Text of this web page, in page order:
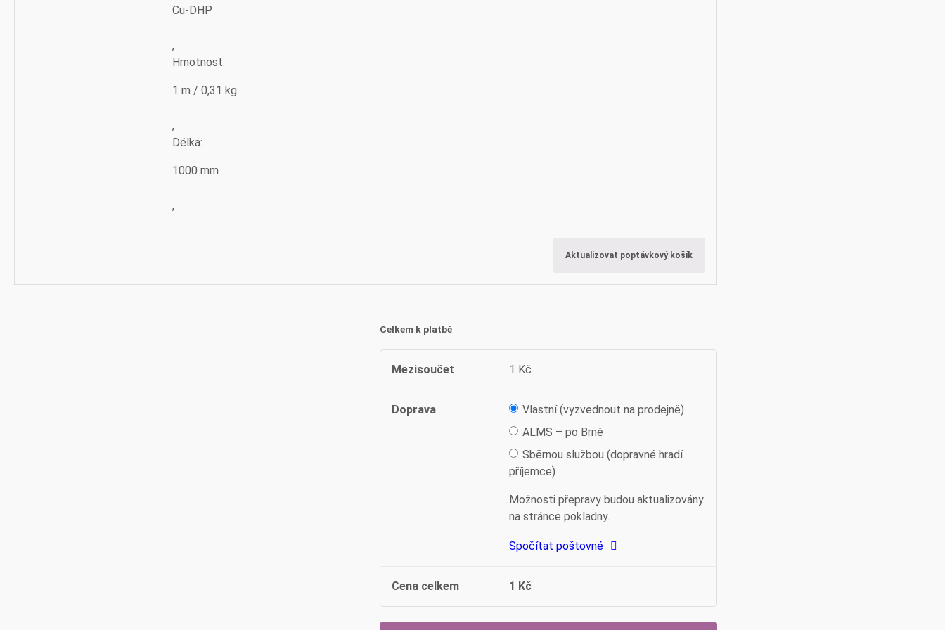
Cu-DHP
,
Hmotnost:
1 m / 0,31 kg
,
Délka:
1000 mm
,
Aktualizovat poptávkový košík
Celkem k platbě
Mezisoučet 1 Kč
Doprava
Vlastní (vyzvednout na prodejně)
ALMS – po Brně
Sběrnou službou (dopravné hradí
příjemce)
Možnosti přepravy budou aktualizovány
na stránce pokladny.
Spočítat poštovné
Cena celkem 1 Kč